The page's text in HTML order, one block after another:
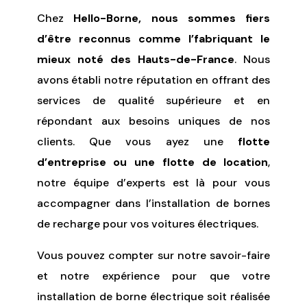
Chez Hello-Borne, nous sommes fiers
d’être reconnus comme l’fabriquant le
mieux noté des Hauts-de-France. Nous
avons établi notre réputation en offrant des
services de qualité supérieure et en
répondant aux besoins uniques de nos
clients. Que vous ayez uneflotte
d’entreprise ou une flotte de location,
notre équipe d’experts est là pour vous
accompagner dans l’installation de bornes
de recharge pour vos voitures électriques.
Vous pouvez compter sur notre savoir-faire
et notre expérience pour que votre
installation de borne électrique soit réalisée